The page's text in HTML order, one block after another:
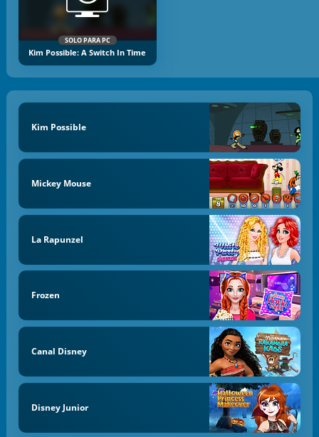
SOLO PARA PC
Kim Possible: A Switch In Time
Kim Possible
Mickey Mouse
La Rapunzel
Frozen
Canal Disney
Disney Junior